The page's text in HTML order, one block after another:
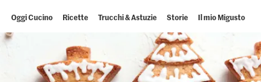
Oggi Cucino Ricette Trucchi & Astuzie Storie Il mio Migusto